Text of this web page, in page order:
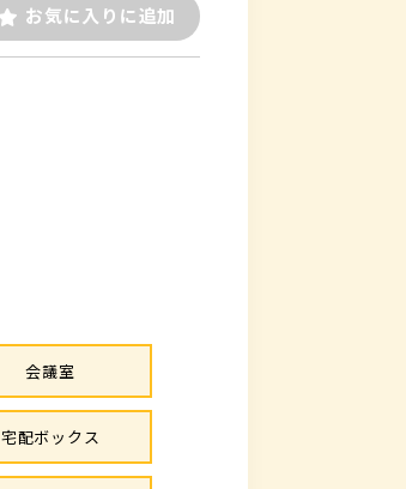
お気に入りに追加
会議室
宅配ボックス